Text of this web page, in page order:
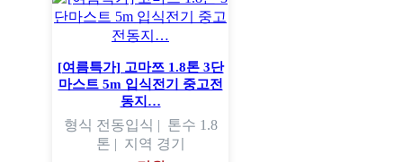
[여름특가] 고마쯔 1.8톤 3단
마스트 5m 입식전기 중고전
동지…
형식 전동입식 | 톤수 1.8
톤 | 지역 경기